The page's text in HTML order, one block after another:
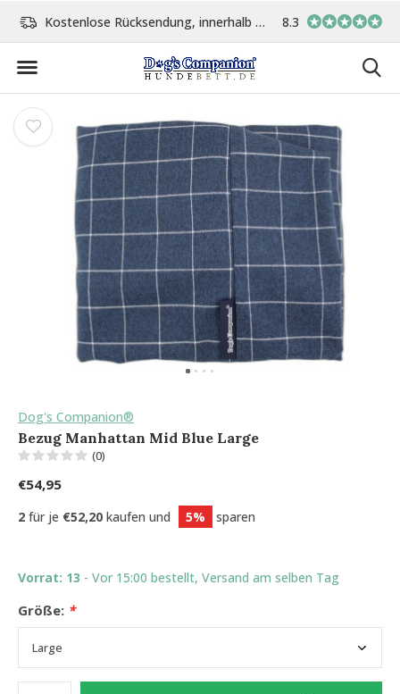
Kostenlose Rücksendung, innerhalb 14 Tage Vor 15:00 Uhr bestellt,
8.3
Dog's Companion®
Bezug Manhattan Mid Blue Large
(0)
€54,95
2 für je €52,20 kaufen und 5% sparen
Vorrat: 13 - Vor 15:00 bestellt, Versand am selben Tag
Größe: *